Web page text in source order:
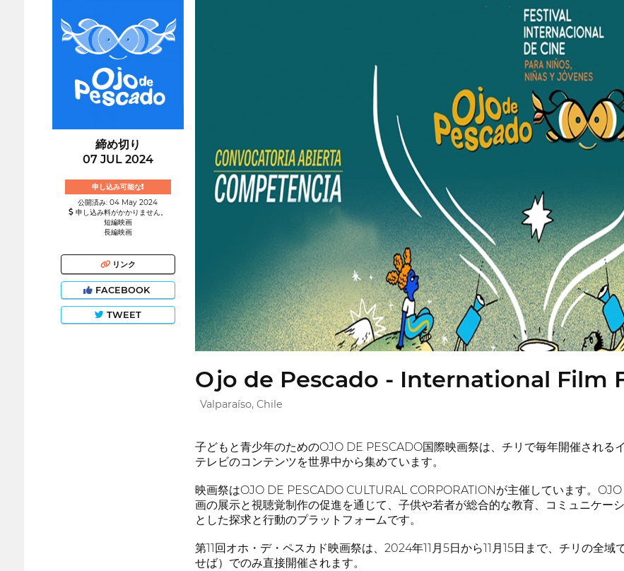
締め切り
07 JUL 2024
申し込み可能な!
公開済み: 04 May 2024
申し込み料がかかりません。
短編映画
長編映画
リンク
FACEBOOK
TWEET
Ojo de Pescado - International Film
Valparaíso, Chile
子どもと青少年のためのOJO DE PESCADO国際映画祭は、チリで毎年開催される
テレビのコンテンツを世界中から集めています。
映画祭はOJO DE PESCADO CULTURAL CORPORATIONが主催しています。
画の展示と視聴覚制作の促進を通じて、子供や若者が総合的な教育、コミュニケー
とした探求と行動のプラットフォームです。
第11回オホ・デ・ペスカド映画祭は、2024年11月5日から11月15日まで、チリの全
せば）でのみ直接開催されます。